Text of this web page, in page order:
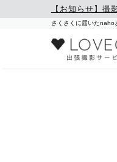
【お知らせ】撮
さくさくに届いたnaho